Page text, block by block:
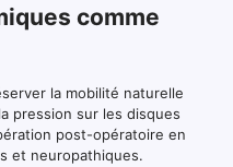
comme
la mobilité naturelle
pression sur les disques
post-opératoire en
et neuropathiques.